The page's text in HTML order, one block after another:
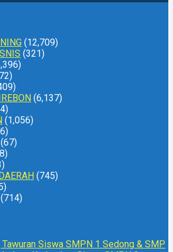
(12,709)
(321)
(6,137)
(1,056)
(67)
(745)
(714)